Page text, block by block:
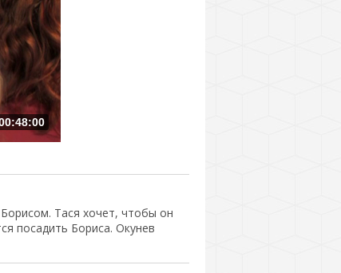
Тася хочет, чтобы он
посадить Бориса. Окунев